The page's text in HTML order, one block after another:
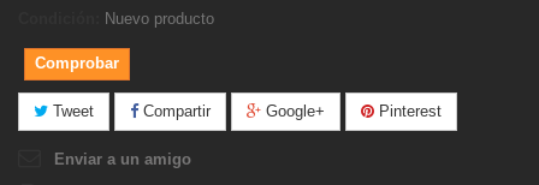
Nuevo producto
Comprobar
Tweet Compartir Google+ Pinterest
Enviar a un amigo